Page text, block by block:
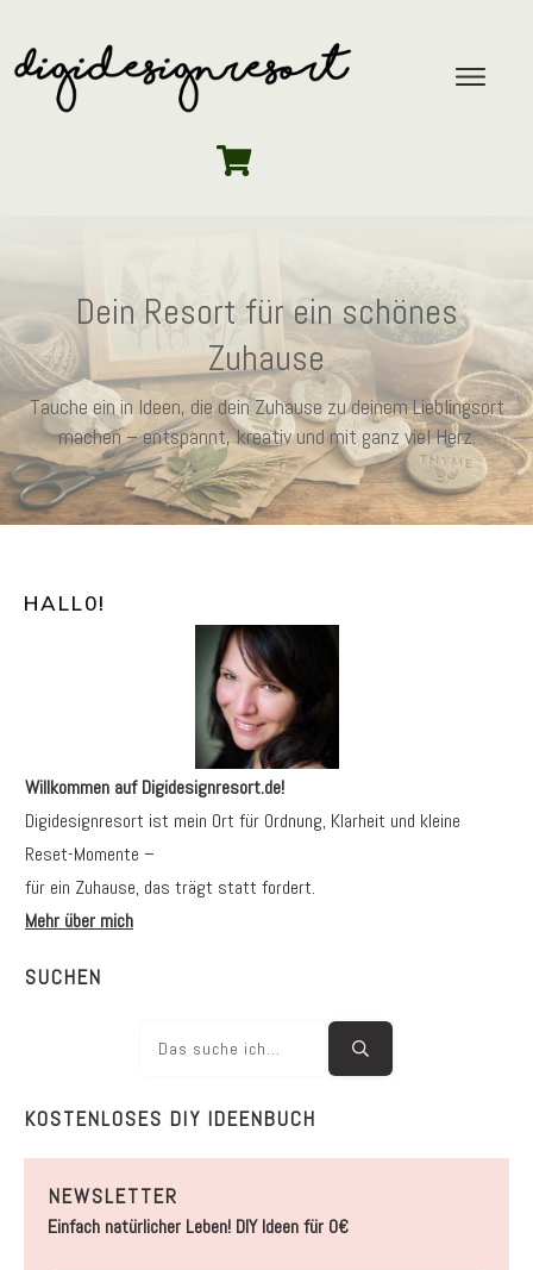
Dein Resort für ein schönes
Zuhause
Tauche ein in Ideen, die dein Zuhause zu deinem Lieblingsort
machen – entspannt, kreativ und mit ganz viel Herz.
HALL0!
Willkommen auf Digidesignresort.de!
Digidesignresort ist mein Ort für Ordnung, Klarheit und kleine
Reset-Momente –
für ein Zuhause, das trägt statt fordert.
Mehr über mich
SUCHEN
KOSTENLOSES DIY IDEENBUCH
NEWSLETTER
Einfach natürlicher Leben! DIY Ideen für 0€